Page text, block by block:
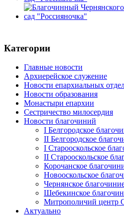
Категории
Главные новости
Архиерейское служение
Новости епархиальных
Новости образования
Монастыри епархии
Сестричество милосердия
Новости благочиний
I Белгородское
II Белгородское
I Старооскольское
II Старооскольское
Корочанское
Новооскольское
Чернянское
Шебекинское
Митрополичий центр
Актуально